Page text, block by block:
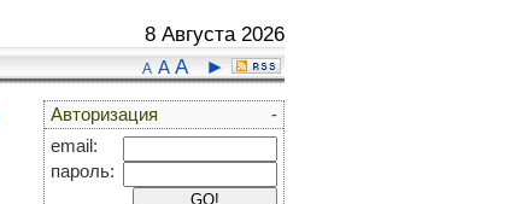
8 Августа 2026
A A A ►
-
Авторизация
email:
пароль: